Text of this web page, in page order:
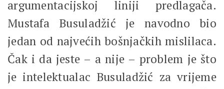
argumentacijskoj liniji predlagača.
Mustafa Busuladžić je navodno bio
jedan od najvećih bošnjačkih mislilaca.
Čak i da jeste – a nije – problem je što
je intelektualac Busuladžić za vrijeme